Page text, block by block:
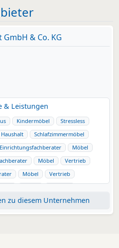
& Co. KG
& Leistungen
Kindermöbel
Stressless
Schlafzimmermöbel
Einrichtungsfachberater
Möbel
Möbel
Vertrieb
Möbel
Vertrieb
Möbel Vertrieb
zu diesem Unternehmen